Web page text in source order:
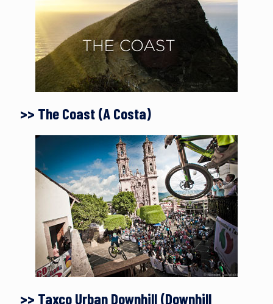
>> The Coast (A Costa)
>> Taxco Urban Downhill (Downhill